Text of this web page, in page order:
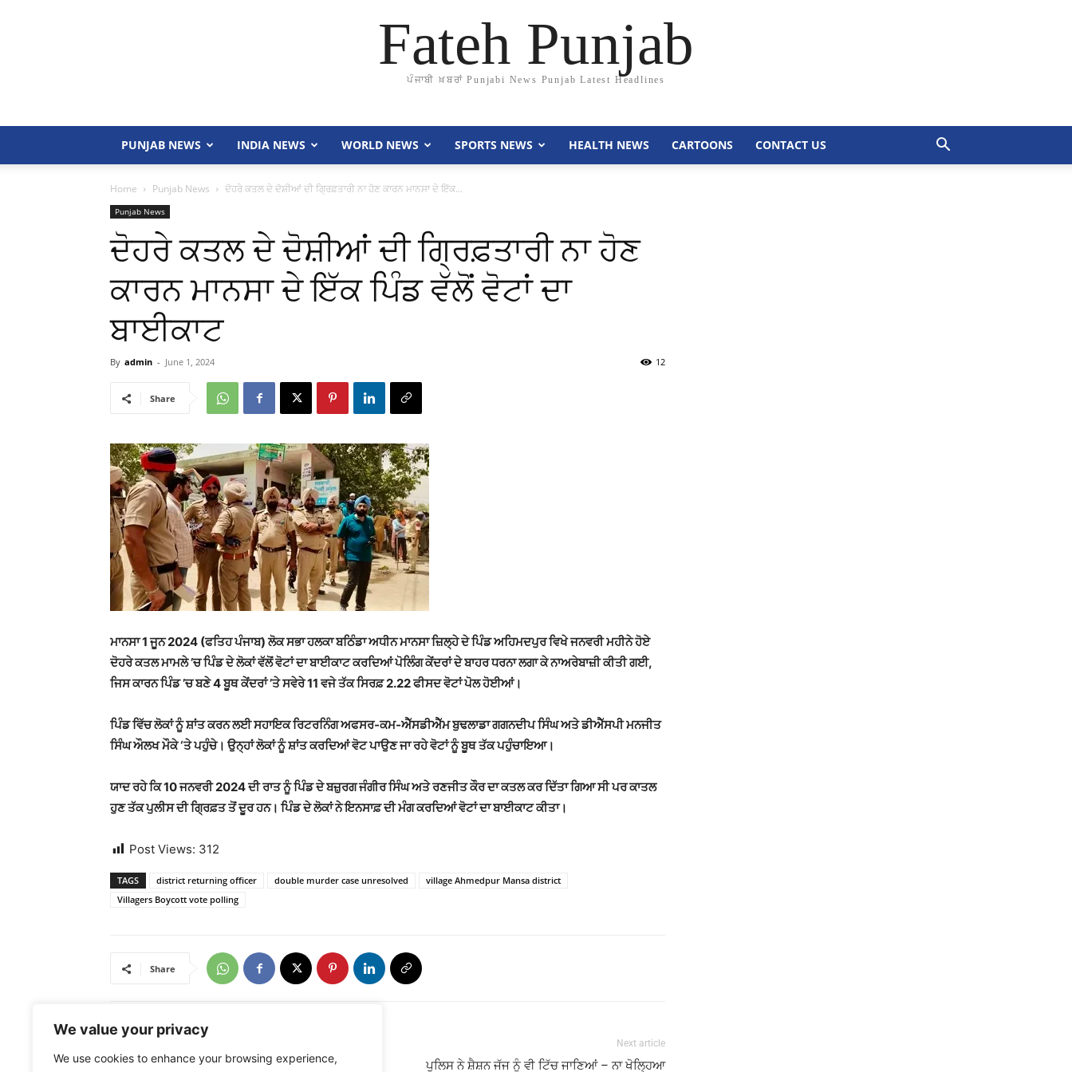
We value your privacy
We use cookies to enhance your browsing experience,
Fateh Punjab
ਪੰਜਾਬੀ ਖ਼ਬਰਾਂ Punjabi News Punjab Latest Headlines
PUNJAB NEWS INDIA NEWS WORLD NEWS SPORTS NEWS HEALTH NEWS CARTOONS CONTACT US
Home Punjab News ਦੋਹਰੇ ਕਤਲ ਦੇ ਦੋਸ਼ੀਆਂ ਦੀ ਗ੍ਰਿਫ਼ਤਾਰੀ ਨਾ ਹੋਣ ਕਾਰਨ ਮਾਨਸਾ ਦੇ ਇੱਕ...
Punjab News
ਦੋਹਰੇ ਕਤਲ ਦੇ ਦੋਸ਼ੀਆਂ ਦੀ ਗ੍ਰਿਫ਼ਤਾਰੀ ਨਾ ਹੋਣ
ਕਾਰਨ ਮਾਨਸਾ ਦੇ ਇੱਕ ਪਿੰਡ ਵੱਲੋਂ ਵੋਟਾਂ ਦਾ
ਬਾਈਕਾਟ
By admin - June 1, 2024 12
Share
ਮਾਨਸਾ 1 ਜੂਨ 2024 (ਫਤਿਹ ਪੰਜਾਬ) ਲੋਕ ਸਭਾ ਹਲਕਾ ਬਠਿੰਡਾ ਅਧੀਨ ਮਾਨਸਾ ਜ਼ਿਲ੍ਹੇ ਦੇ ਪਿੰਡ ਅਹਿਮਦਪੁਰ ਵਿਖੇ ਜਨਵਰੀ ਮਹੀਨੇ ਹੋਏ
ਦੋਹਰੇ ਕਤਲ ਮਾਮਲੇ ’ਚ ਪਿੰਡ ਦੇ ਲੋਕਾਂ ਵੱਲੋਂ ਵੋਟਾਂ ਦਾ ਬਾਈਕਾਟ ਕਰਦਿਆਂ ਪੋਲਿੰਗ ਕੇਂਦਰਾਂ ਦੇ ਬਾਹਰ ਧਰਨਾ ਲਗਾ ਕੇ ਨਾਅਰੇਬਾਜ਼ੀ ਕੀਤੀ ਗਈ,
ਜਿਸ ਕਾਰਨ ਪਿੰਡ ’ਚ ਬਣੇ 4 ਬੂਥ ਕੇਂਦਰਾਂ ’ਤੇ ਸਵੇਰੇ 11 ਵਜੇ ਤੱਕ ਸਿਰਫ਼ 2.22 ਫੀਸਦ ਵੋਟਾਂ ਪੋਲ ਹੋਈਆਂ।
ਪਿੰਡ ਵਿੱਚ ਲੋਕਾਂ ਨੂੰ ਸ਼ਾਂਤ ਕਰਨ ਲਈ ਸਹਾਇਕ ਰਿਟਰਨਿੰਗ ਅਫਸਰ-ਕਮ-ਐੱਸਡੀਐੱਮ ਬੁਢਲਾਡਾ ਗਗਨਦੀਪ ਸਿੰਘ ਅਤੇ ਡੀਐੱਸਪੀ ਮਨਜੀਤ
ਸਿੰਘ ਔਲਖ ਮੌਕੇ ‘ਤੇ ਪਹੁੰਚੇ। ਉਨ੍ਹਾਂ ਲੋਕਾਂ ਨੂੰ ਸ਼ਾਂਤ ਕਰਦਿਆਂ ਵੋਟ ਪਾਉਣ ਜਾ ਰਹੇ ਵੋਟਾਂ ਨੂੰ ਬੂਥ ਤੱਕ ਪਹੁੰਚਾਇਆ।
ਯਾਦ ਰਹੇ ਕਿ 10 ਜਨਵਰੀ 2024 ਦੀ ਰਾਤ ਨੂੰ ਪਿੰਡ ਦੇ ਬਜ਼ੁਰਗ ਜੰਗੀਰ ਸਿੰਘ ਅਤੇ ਰਣਜੀਤ ਕੌਰ ਦਾ ਕਤਲ ਕਰ ਦਿੱਤਾ ਗਿਆ ਸੀ ਪਰ ਕਾਤਲ
ਹੁਣ ਤੱਕ ਪੁਲੀਸ ਦੀ ਗ੍ਰਿਫ਼ਤ ਤੋਂ ਦੂਰ ਹਨ। ਪਿੰਡ ਦੇ ਲੋਕਾਂ ਨੇ ਇਨਸਾਫ਼ ਦੀ ਮੰਗ ਕਰਦਿਆਂ ਵੋਟਾਂ ਦਾ ਬਾਈਕਾਟ ਕੀਤਾ।
Post Views: 312
TAGS district returning officer double murder case unresolved
village Ahmedpur Mansa district
Villagers Boycott vote polling
Share
AAP ਪਾਰਟੀ ਦੀ ਵਿਧਾਇਕਾ ਨੇ ਵੋਟ ਪਾਉਣ ਦੀ ਵੀਡੀਓ
Next article
ਪੁਲਿਸ ਨੇ ਸ਼ੈਸ਼ਨ ਜੱਜ ਨੂੰ ਵੀ ਟਿੱਚ ਜਾਣਿਆਂ – ਨਾ ਖੋਲ੍ਹਿਆ